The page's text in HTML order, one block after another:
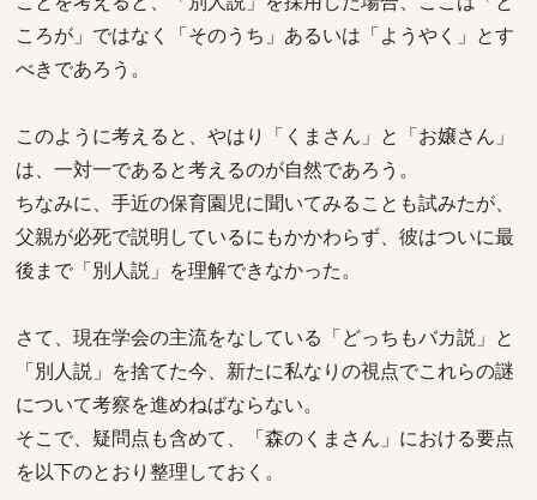
ころが」ではなく「そのうち」あるいは「ようやく」とす
べきであろう。
このように考えると、やはり「くまさん」と「お嬢さん」
は、一対一であると考えるのが自然であろう。
ちなみに、手近の保育園児に聞いてみることも試みたが、
父親が必死で説明しているにもかかわらず、彼はついに最
後まで「別人説」を理解できなかった。
さて、現在学会の主流をなしている「どっちもバカ説」と
「別人説」を捨てた今、新たに私なりの視点でこれらの謎
について考察を進めねばならない。
そこで、疑問点も含めて、「森のくまさん」における要点
を以下のとおり整理しておく。